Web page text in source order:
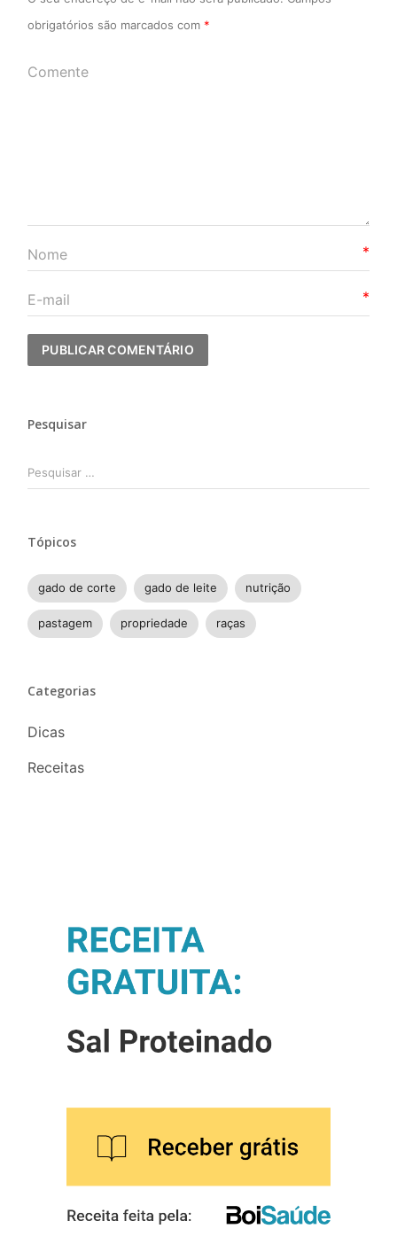
obrigatórios são marcados com *
*
*
Pesquisar
por:
Tópicos
gado de corte gado de leite nutrição
pastagem propriedade raças
Categorias
Dicas
Receitas